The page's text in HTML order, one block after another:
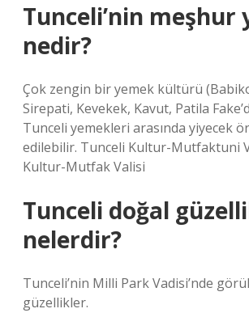
Tunceli’nin meşhur
nedir?
Çok zengin bir yemek kültürü
Sirepati, Kevekek, Kavut, Patila
Tunceli yemekleri arasında yiyecek
edilebilir. Tunceli Kultur-Mutfaktuni
Kultur-Mutfak Valisi
Tunceli doğal
nelerdir?
Tunceli’nin Milli Park Vadisi’nde
güzellikler.